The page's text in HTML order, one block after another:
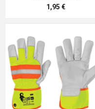
1,95 €